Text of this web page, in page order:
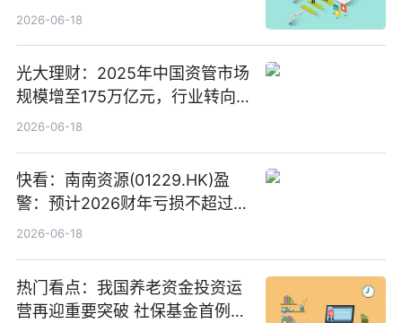
2026-06-18
光大理财：2025年中国资管市场
规模增至175万亿元，行业转向
“量质并重”
2026-06-18
快看：南南资源(01229.HK)盈
警：预计2026财年亏损不超过
1000万港元
2026-06-18
热门看点：我国养老资金投资运
营再迎重要突破 社保基金首例期